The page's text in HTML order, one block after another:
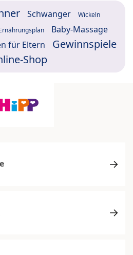
Schwanger Wickeln
Baby-Massage
für Eltern
Gewinnspiele
Shop